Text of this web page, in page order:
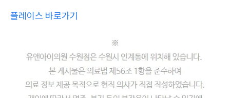
플레이스 바로가기